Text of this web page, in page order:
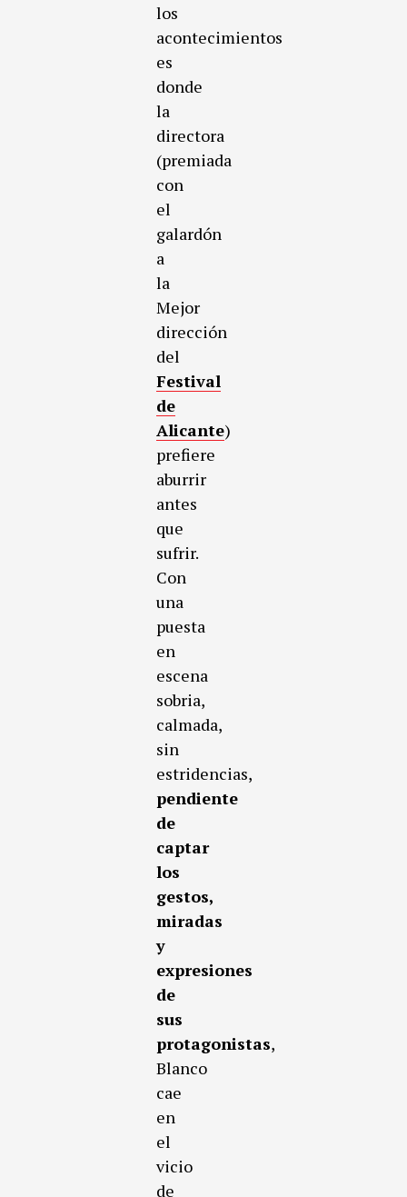
los
acontecimientos
es
donde
la
directora
(premiada
con
el
galardón
a
la
Mejor
dirección
del
Festival
de
Alicante)
prefiere
aburrir
antes
que
sufrir.
Con
una
puesta
en
escena
sobria,
calmada,
sin
estridencias,
pendiente
de
captar
los
gestos,
miradas
y
expresiones
de
sus
protagonistas,
Blanco
cae
en
el
vicio
de